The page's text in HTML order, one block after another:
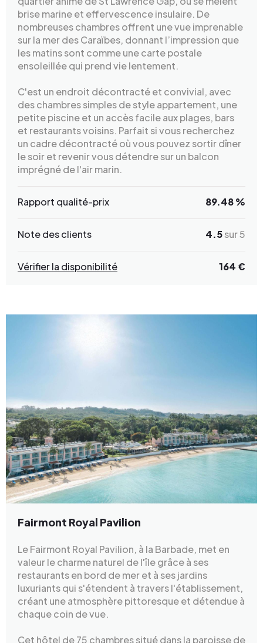
brise marine et effervescence insulaire. De
nombreuses chambres offrent une vue imprenable
sur la mer des Caraïbes, donnant l’impression que
les matins sont comme une carte postale
ensoleillée qui prend vie lentement.
C'est un endroit décontracté et convivial, avec
des chambres simples de style appartement, une
petite piscine et un accès facile aux plages, bars
et restaurants voisins. Parfait si vous recherchez
un cadre décontracté où vous pouvez sortir dîner
le soir et revenir vous détendre sur un balcon
imprégné de l'air marin.
Rapport qualité-prix 89.48 %
Note des clients 4.5sur 5
Vérifier la disponibilité 164 €
Fairmont Royal Pavilion
Le Fairmont Royal Pavilion, à la Barbade, met en
valeur le charme naturel de l'île grâce à ses
restaurants en bord de mer et à ses jardins
luxuriants qui s'étendent à travers l'établissement,
créant une atmosphère pittoresque et détendue à
chaque coin de vue.
Cet hôtel de 75 chambres situé dans la paroisse de